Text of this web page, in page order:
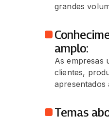
grandes
amplo:
As empresas
clientes,
apresentados
Temas